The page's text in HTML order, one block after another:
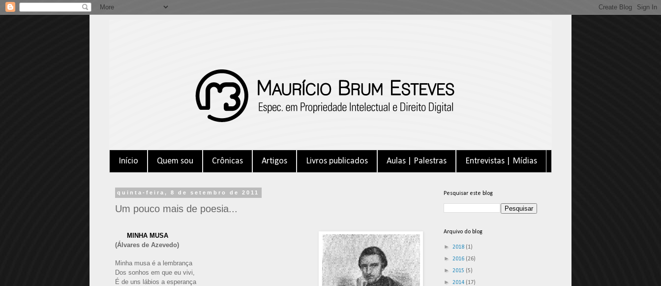
Início Quem sou Crônicas Artigos Livros publicados Aulas | Palestras Entrevistas | Mídias
quinta-feira, 8 de setembro de 2011
Um pouco mais de poesia...
MINHA MUSA
(Álvares de Azevedo)
Minha musa é a lembrança
Dos sonhos em que eu vivi,
É de uns lábios a esperança
Pesquisar este blog
Arquivo do blog
► 2018 (1)
► 2016 (26)
► 2015 (5)
► 2014 (17)